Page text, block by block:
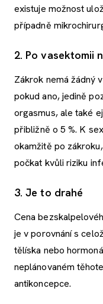
existuje možnost
případně
2. Po vasektomii
Zákrok nemá žádný
pokud ano, jedině
orgasmus, ale také
přibližně o 5 %. K
okamžitě po
počkat kvůli riziku
3. Je to drahé
Cena
je v porovnání s
tělíska nebo
neplánovaném
antikoncepce.